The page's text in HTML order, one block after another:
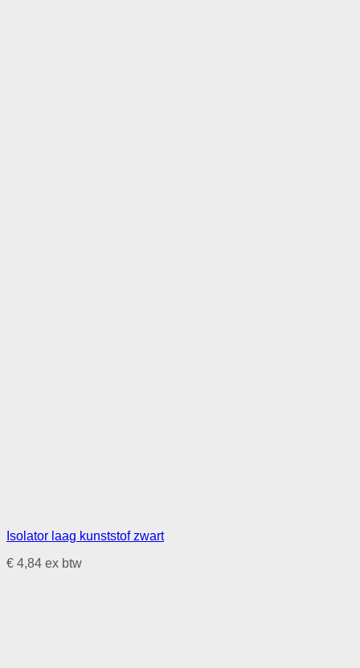
Isolator laag kunststof zwart
€ 4,84 ex btw